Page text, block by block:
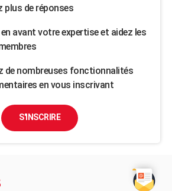
plus de réponses
avant votre expertise et aidez les
de nombreuses fonctionnalités
en vous inscrivant
S'INSCRIRE